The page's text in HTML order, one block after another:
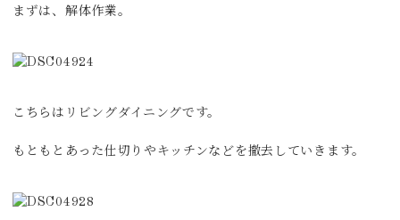
まずは、解体作業。
こちらはリビングダイニングです。
もともとあった仕切りやキッチンなどを撤去していきます。